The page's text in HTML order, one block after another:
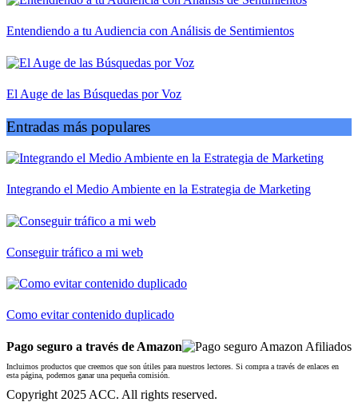
Entendiendo a tu Audiencia con Análisis de Sentimientos
El Auge de las Búsquedas por Voz
Entradas más populares
Integrando el Medio Ambiente en la Estrategia de Marketing
Conseguir tráfico a mi web
Como evitar contenido duplicado
Pago seguro a través de Amazon
Incluimos productos que creemos que son útiles para nuestros lectores. Si compra a través de enlaces en
esta página, podemos ganar una pequeña comisión.
Copyright 2025 ACC. All rights reserved.